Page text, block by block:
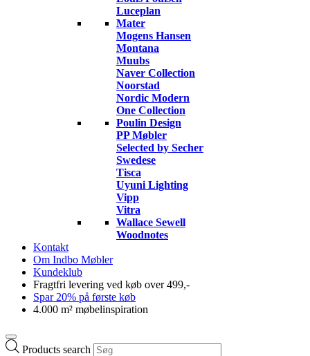
Luceplan
Mater
Mogens Hansen
Montana
Muubs
Naver Collection
Noorstad
Nordic Modern
One Collection
Poulin Design
PP Møbler
Selected by Secher
Swedese
Tisca
Uyuni Lighting
Vipp
Vitra
Wallace Sewell
Woodnotes
Kontakt
Om Indbo Møbler
Kundeklub
Fragtfri levering ved køb over 499,-
Spar 20% på første køb
4.000 m² møbelinspiration
Products search